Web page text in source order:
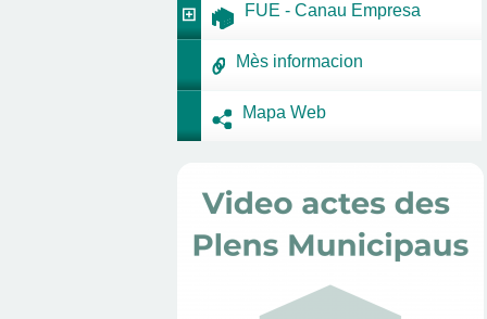
FUE - Canau Empresa
Mès informacion
Mapa Web